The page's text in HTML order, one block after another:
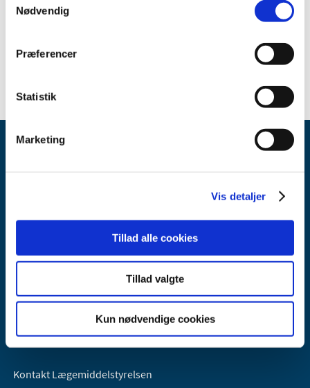
Nødvendig
Præferencer
Statistik
Marketing
Vis detaljer
Tillad alle cookies
Tillad valgte
Kun nødvendige cookies
Se oversigten over aktuelle og kommende
Spørgsmål om aktuel status skal stilles til virksomheden.
Lægemiddelstyrelsen
2300 København S
Lægemiddelstyrelsen er en del af
Sundheds- og Kirkeministeriet.
Kontakt Lægemiddelstyrelsen